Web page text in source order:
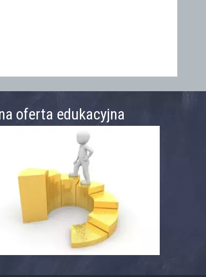
oferta edukacyjna